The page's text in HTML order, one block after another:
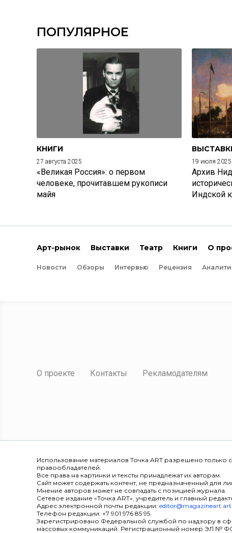
ПОПУЛЯРНОЕ
КНИГИ
27 августа 2025
«Великая Россия»: о первом
человеке, прочитавшем рукописи
майя
19 июля 2025
Архив
Индской
Арт-рынок Выставки Театр Книги О
Новости Обзоры Интервью Рецензия
О проекте Контакты Рекламодателям
Использование материалов Точка ART разрешено только
правообладателей.
Все права на картинки и тексты принадлежат их авторам.
Сайт может содержать контент, не предназначенный для
Мнение авторов может не совпадать с позицией журнала.
Сетевое издание «Точка ART», учредитель и главный
Адрес электронной почты редакции: editor@magazineart.art.
Телефон редакции: +7 901 976 85 95.
Зарегистрировано Федеральной службой по надзору в
массовых коммуникаций. Регистрационный номер ЭЛ № ФС